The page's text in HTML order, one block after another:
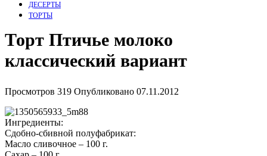
ДЕСЕРТЫ
ТОРТЫ
Торт Птичье молоко
классический вариант
Просмотров 319 Опубликовано 07.11.2012
Ингредиенты:
Сдобно-сбивной полуфабрикат:
Масло сливочное – 100 г.